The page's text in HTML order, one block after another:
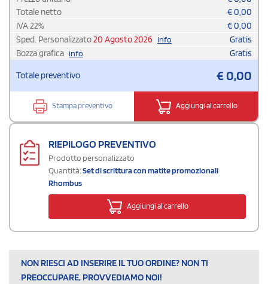
Totale netto
€0,00
IVA22% €0,00
Sped. Personalizzato20 Agosto 2026 info
Gratis
Bozza grafica info Gratis
Totale preventivo €0,00
Stampa preventivo Aggiungi al carrello
RIEPILOGO PREVENTIVO
Prodotto personalizzato
Quantità:Set di scrittura con matite promozionali
Rhombus
Aggiungi al carrello
NON RIESCI AD INSERIRE IL TUO ORDINE? NON TI
PREOCCUPARE, PROVVEDIAMO NOI!